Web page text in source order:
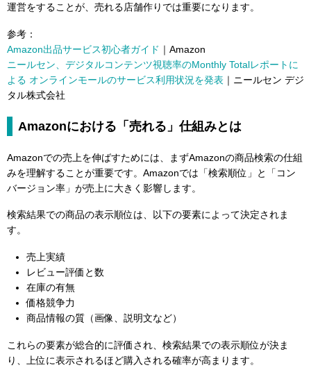
運営をすることが、売れる店舗作りでは重要になります。
参考：
Amazon出品サービス初心者ガイド ｜Amazon
ニールセン、デジタルコンテンツ視聴率のMonthly Totalレポートに
よる オンラインモールのサービス利用状況を発表 ｜ニールセン デジ
タル株式会社
Amazonにおける「売れる」仕組みとは
Amazonでの売上を伸ばすためには、まずAmazonの商品検索の仕組
みを理解することが重要です。Amazonでは「検索順位」と「コン
バージョン率」が売上に大きく影響します。
検索結果での商品の表示順位は、以下の要素によって決定されま
す。
売上実績
レビュー評価と数
在庫の有無
価格競争力
商品情報の質（画像、説明文など）
これらの要素が総合的に評価され、検索結果での表示順位が決ま
り、上位に表示されるほど購入される確率が高まります。